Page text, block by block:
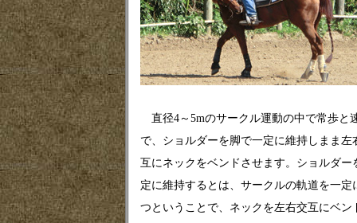
直径4～5mのサークル運動の中で常歩と
で、ショルダーを脚で一定に維持しまま左
互にネックをベンドさせます。ショルダー
定に維持するとは、サークルの軌道を一定
つということで、ネックを左右交互にベン